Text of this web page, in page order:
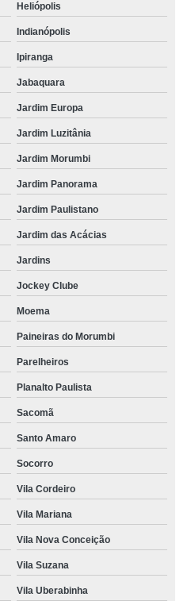
Heliópolis
Indianópolis
Ipiranga
Jabaquara
Jardim Europa
Jardim Luzitânia
Jardim Morumbi
Jardim Panorama
Jardim Paulistano
Jardim das Acácias
Jardins
Jockey Clube
Moema
Paineiras do Morumbi
Parelheiros
Planalto Paulista
Sacomã
Santo Amaro
Socorro
Vila Cordeiro
Vila Mariana
Vila Nova Conceição
Vila Suzana
Vila Uberabinha